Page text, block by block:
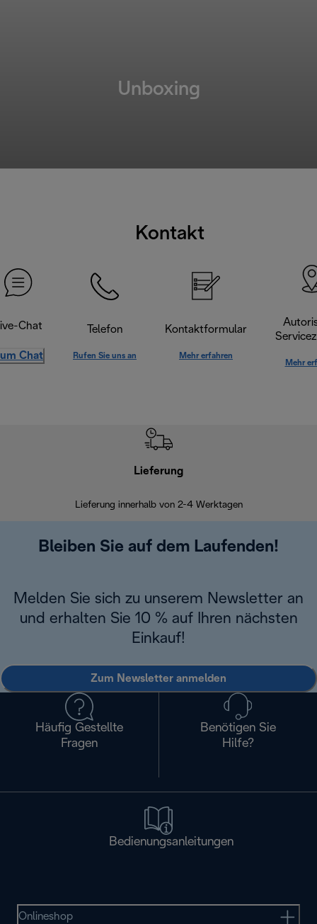
Unboxing
Kontakt
Chat
Chat
Telefon
Rufen Sie uns an
Kontaktformular
Mehr erfahren
Mehr
Lieferung
Lieferung innerhalb von 2-4 Werktagen
Bleiben Sie auf dem Laufenden!
Melden Sie sich zu unserem Newsletter an
und erhalten Sie 10 % auf Ihren nächsten
Einkauf!
Zum Newsletter anmelden
Häufig Gestellte
Fragen
Benötigen Sie
Hilfe?
Bedienungsanleitungen
Onlineshop